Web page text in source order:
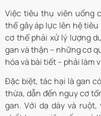
Việc tiêu thụ viên uống
thể gây áp lực lên hệ
cơ thể phải xử lý lượng
gan và thận – những cơ
hóa và bài tiết – phải làm
Đặc biệt, tác hại là gan
thừa, dẫn đến nguy cơ
gan. Với dạ dày và